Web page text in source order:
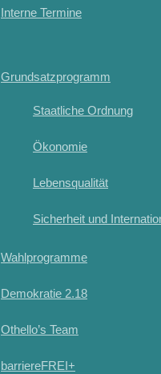
Interne Termine
Grundsatzprogramm
Staatliche Ordnung
Ökonomie
Lebensqualität
Sicherheit und
Wahlprogramme
Demokratie 2.18
Othello’s Team
barriereFREI+